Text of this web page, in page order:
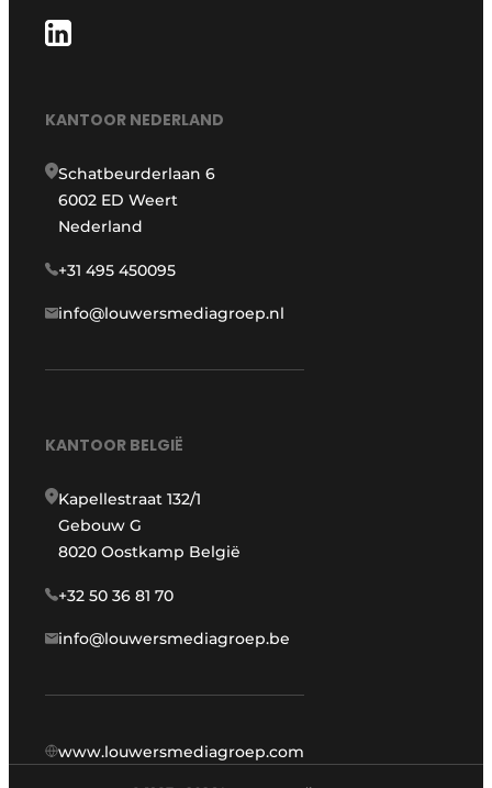
KANTOOR NEDERLAND
Schatbeurderlaan 6
6002 ED Weert
Nederland
+31 495 450095
info@louwersmediagroep.nl
KANTOOR BELGIË
Kapellestraat 132/1
Gebouw G
8020 Oostkamp België
+32 50 36 81 70
info@louwersmediagroep.be
www.louwersmediagroep.com